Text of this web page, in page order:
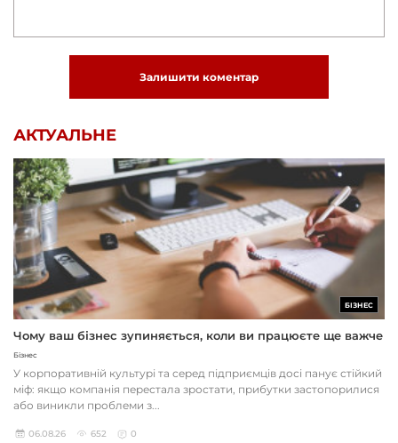
Залишити коментар
АКТУАЛЬНЕ
БІЗНЕС
Чому ваш бізнес зупиняється, коли ви працюєте ще важче
Бізнес
У корпоративній культурі та серед підприємців досі панує стійкий
міф: якщо компанія перестала зростати, прибутки застопорилися
або виникли проблеми з...
06.08.26 652 0